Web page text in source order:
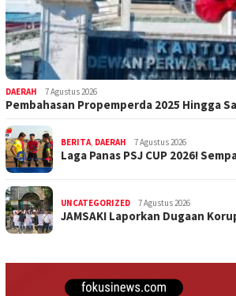
DAERAH 7 Agustus 2026
Pembahasan Propemperda 2025 Hingga
BERITA, DAERAH 7 Agustus 2026
Laga Panas PSJ CUP 2026!
UNCATEGORIZED 7 Agustus 2026
JAMSAKI Laporkan Dugaan